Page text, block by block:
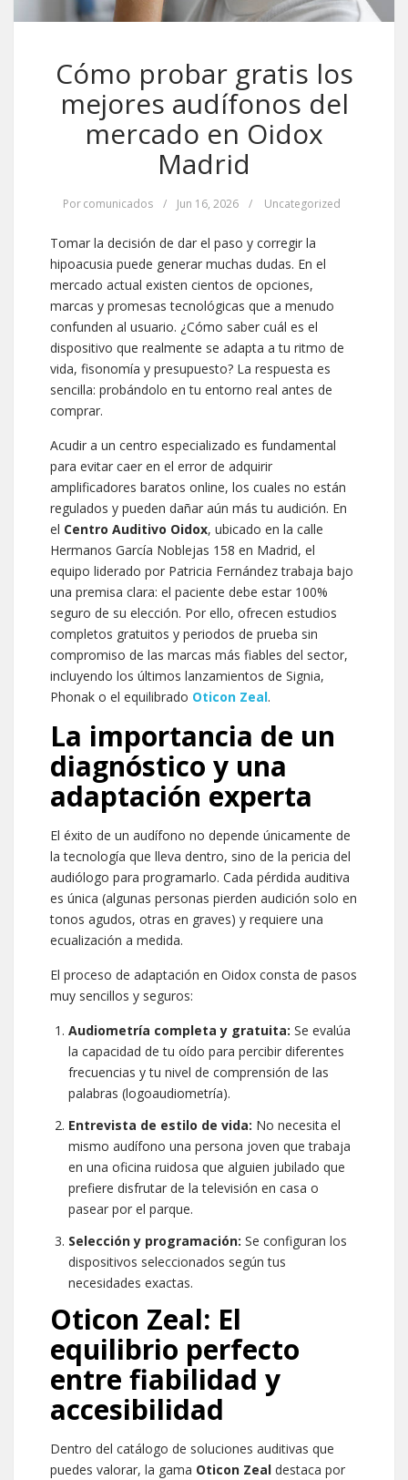
Cómo probar gratis los
mejores audífonos del
mercado en Oidox
Madrid
Porcomunicados / Jun 16, 2026 / Uncategorized
Tomar la decisión de dar el paso y corregir la
hipoacusia puede generar muchas dudas. En el
mercado actual existen cientos de opciones,
marcas y promesas tecnológicas que a menudo
confunden al usuario. ¿Cómo saber cuál es el
dispositivo que realmente se adapta a tu ritmo de
vida, fisonomía y presupuesto? La respuesta es
sencilla: probándolo en tu entorno real antes de
comprar.
Acudir a un centro especializado es fundamental
para evitar caer en el error de adquirir
amplificadores baratos online, los cuales no están
regulados y pueden dañar aún más tu audición. En
el Centro Auditivo Oidox, ubicado en la calle
Hermanos García Noblejas 158 en Madrid, el
equipo liderado por Patricia Fernández trabaja bajo
una premisa clara: el paciente debe estar 100%
seguro de su elección. Por ello, ofrecen estudios
completos gratuitos y periodos de prueba sin
compromiso de las marcas más fiables del sector,
incluyendo los últimos lanzamientos de Signia,
Phonak o el equilibrado Oticon Zeal.
La importancia de un
diagnóstico y una
adaptación experta
El éxito de un audífono no depende únicamente de
la tecnología que lleva dentro, sino de la pericia del
audiólogo para programarlo. Cada pérdida auditiva
es única (algunas personas pierden audición solo en
tonos agudos, otras en graves) y requiere una
ecualización a medida.
El proceso de adaptación en Oidox consta de pasos
muy sencillos y seguros:
Audiometría completa y gratuita: Se evalúa
la capacidad de tu oído para percibir diferentes
frecuencias y tu nivel de comprensión de las
palabras (logoaudiometría).
Entrevista de estilo de vida: No necesita el
mismo audífono una persona joven que trabaja
en una oficina ruidosa que alguien jubilado que
prefiere disfrutar de la televisión en casa o
pasear por el parque.
Selección y programación: Se configuran los
dispositivos seleccionados según tus
necesidades exactas.
Oticon Zeal: El
equilibrio perfecto
entre fiabilidad y
accesibilidad
Dentro del catálogo de soluciones auditivas que
puedes valorar, la gama Oticon Zeal destaca por